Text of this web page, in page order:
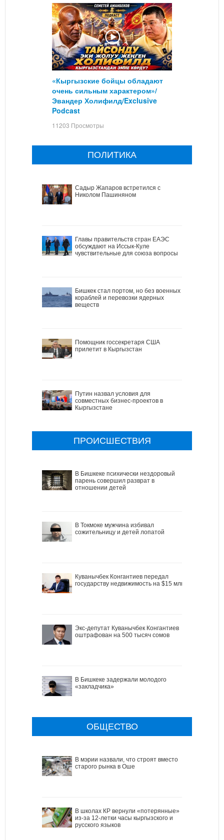
«Кыргызские бойцы обладают
очень сильным характером»/
Эвандер Холифилд/Exclusive
Podcast
11203 Просмотры
ПОЛИТИКА
Садыр Жапаров встретился с
Николом Пашиняном
Главы правительств стран ЕАЭС
обсуждают на Иссык-Куле
чувствительные для союза вопросы
Бишкек стал портом, но без военных
кораблей и перевозки ядерных
веществ
Помощник госсекретаря США
прилетит в Кыргызстан
Путин назвал условия для
совместных бизнес-проектов в
Кыргызстане
ПРОИСШЕСТВИЯ
В Бишкеке психически нездоровый
парень совершил разврат в
отношении детей
В Токмоке мужчина избивал
сожительницу и детей лопатой
Куванычбек Конгантиев передал
государству недвижимость на $15 млн
Экс-депутат Куванычбек Конгантиев
оштрафован на 500 тысяч сомов
В Бишкеке задержали молодого
«закладчика»
ОБЩЕСТВО
В мэрии назвали, что строят вместо
старого рынка в Оше
В школах КР вернули «потерянные»
из-за 12-летки часы кыргызского и
русского языков